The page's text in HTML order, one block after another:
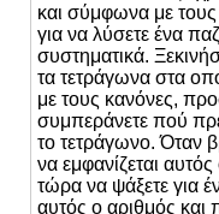
και σύμφωνα με
για να λύσετε ένα
συστηματικά.
τα τετράγωνα στα
με τους κανόνες,
συμπεράνετε πού
το τετράγωνο. Όταν
να εμφανίζεται
τώρα να ψάξετε για
αυτός ο αριθμός και